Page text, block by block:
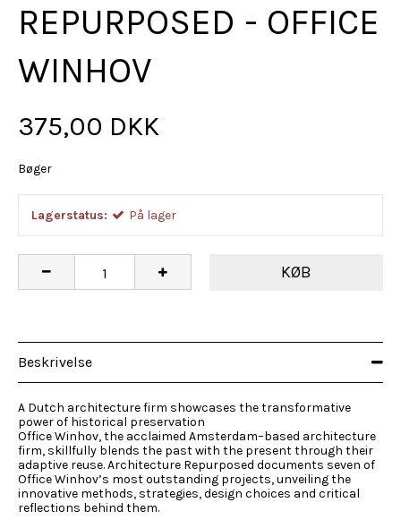
REPURPOSED - OFFICE
WINHOV
375,00 DKK
Bøger
Lagerstatus: På lager
KØB
Beskrivelse
A Dutch architecture firm showcases the transformative
power of historical preservation
Office Winhov, the acclaimed Amsterdam–based architecture
firm, skillfully blends the past with the present through their
adaptive reuse.Architecture Repurposed documents seven of
Office Winhov’s most outstanding projects, unveiling the
innovative methods, strategies, design choices and critical
reflections behind them.